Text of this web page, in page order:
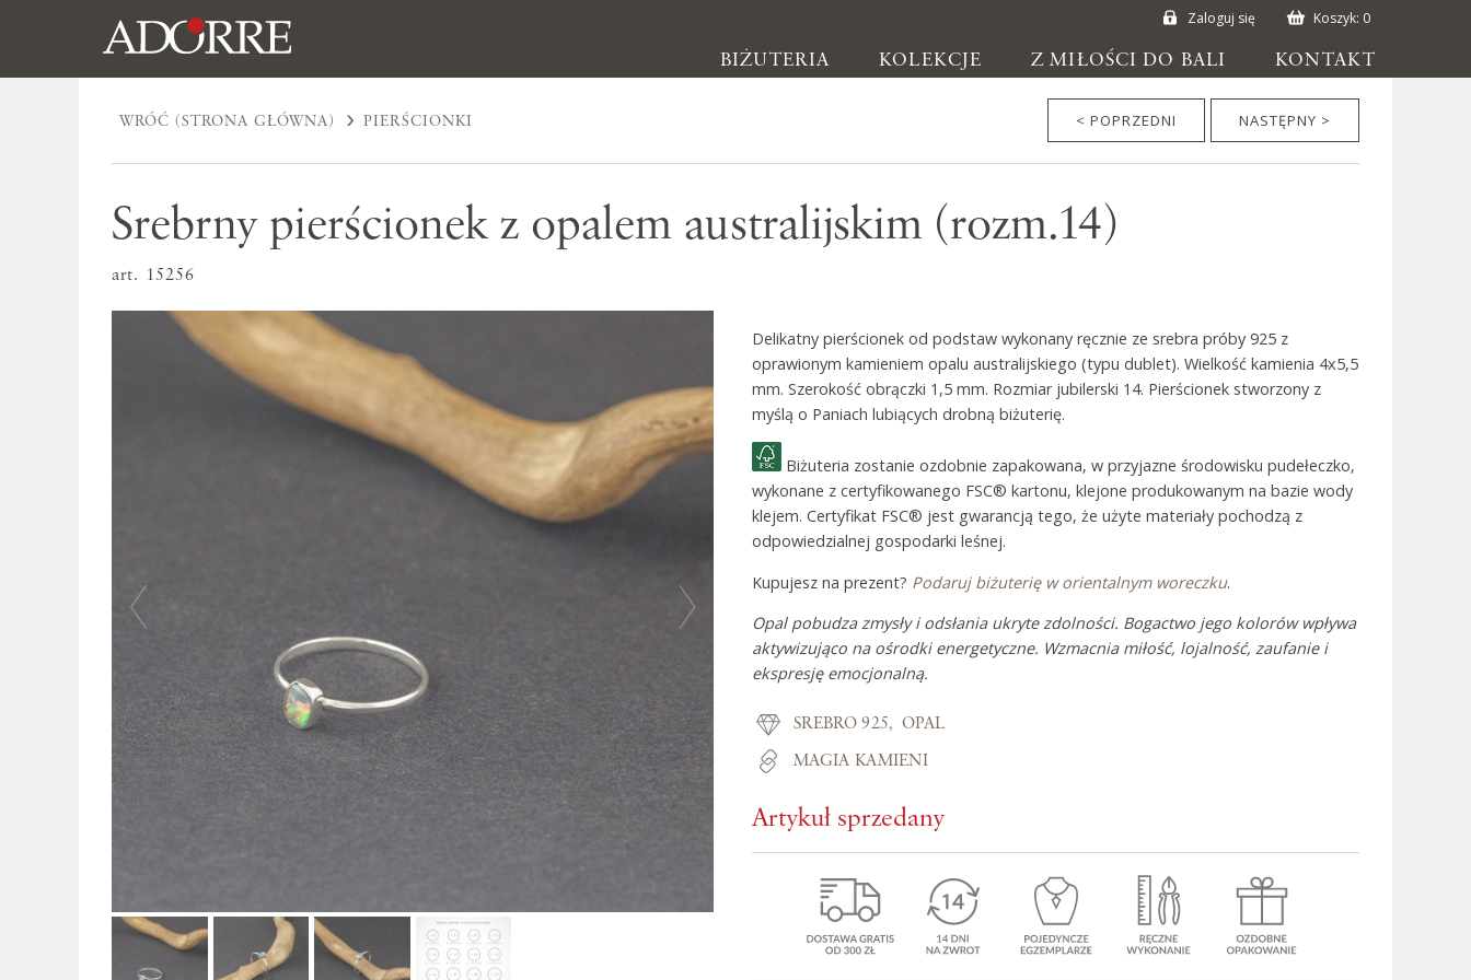
Zaloguj się Koszyk: 0
BIŻUTERIA KOLEKCJE Z MIŁOŚCI DO BALI KONTAKT
Biżuteria
Kolczyki
Pierścionki
Broszki
Inne
Z miłości do Bali
O Adorre
Jak to się zaczęło?
Wyspa pełna inspiracji
WRÓĆ (STRONA GŁÓWNA) PIERŚCIONKI < POPRZEDNI NASTĘPNY >
Srebrny pierścionek z opalem australijskim (rozm.14)
art. 15256
Delikatny pierścionek od podstaw wykonany ręcznie ze srebra próby 925 z
oprawionym kamieniem opalu australijskiego (typu dublet). Wielkość kamienia 4x5,5
mm. Szerokość obrączki 1,5 mm. Rozmiar jubilerski 14. Pierścionek stworzony z
myślą o Paniach lubiących drobną biżuterię.
Biżuteria zostanie ozdobnie zapakowana, w przyjazne środowisku pudełeczko,
wykonane z certyfikowanego FSC® kartonu, klejone produkowanym na bazie wody
klejem. Certyfikat FSC® jest gwarancją tego, że użyte materiały pochodzą z
odpowiedzialnej gospodarki leśnej.
Kupujesz na prezent? Podaruj biżuterię w orientalnym woreczku.
Opal pobudza zmysły i odsłania ukryte zdolności. Bogactwo jego kolorów wpływa
aktywizująco na ośrodki energetyczne. Wzmacnia miłość, lojalność, zaufanie i
ekspresję emocjonalną.
SREBRO 925 OPAL
MAGIA KAMIENI
Artykuł sprzedany